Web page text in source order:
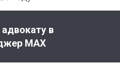
в
MAX